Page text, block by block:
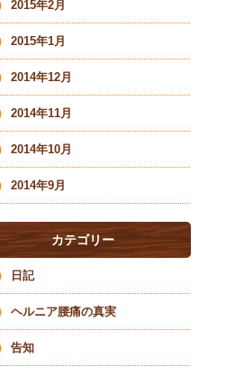
2015年2月
2015年1月
2014年12月
2014年11月
2014年10月
2014年9月
カテゴリー
日記
ヘルニア腰痛の真実
告知